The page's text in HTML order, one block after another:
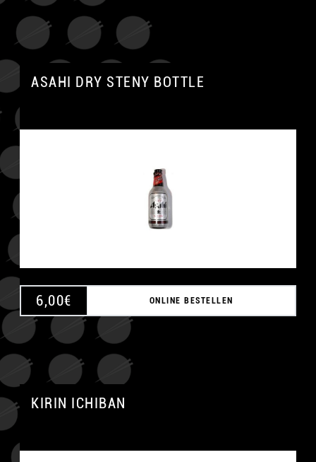
ASAHI DRY STENY BOTTLE
6,00€ ONLINE BESTELLEN
KIRIN ICHIBAN